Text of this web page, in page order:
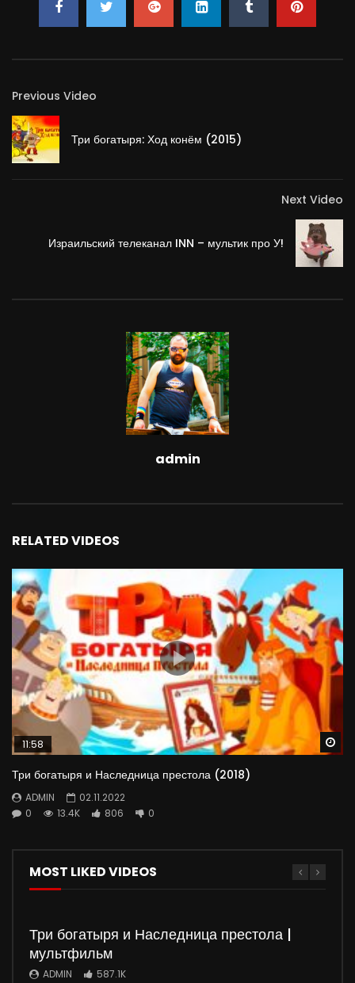
Previous Video
Три богатыря: Ход конём (2015)
Next Video
Израильский телеканал INN – мультик про У!
admin
RELATED VIDEOS
11:58
Три богатыря и Наследница престола (2018)
ADMIN
02.11.2022
0
13.4K 806 0
MOST LIKED VIDEOS
Три богатыря и Наследница престола |
мультфильм
ADMIN 587.1K